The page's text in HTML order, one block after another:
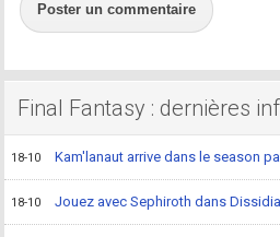
Poster un commentaire
Final Fantasy : dernières
18-10 Kam'lanaut arrive dans le season
18-10 Jouez avec Sephiroth dans